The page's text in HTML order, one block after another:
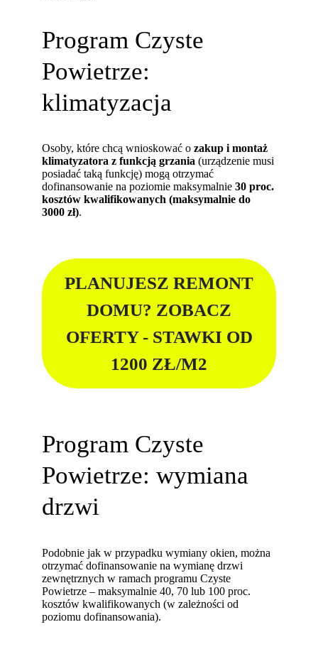
Program Czyste
Powietrze:
klimatyzacja
Osoby, które chcą wnioskować ozakup i montaż
klimatyzatora z funkcją grzania (urządzenie musi
posiadać taką funkcję) mogą otrzymać
dofinansowanie na poziomie maksymalnie30 proc.
kosztów kwalifikowanych (maksymalnie do
3000 zł).
PLANUJESZ REMONT
DOMU? ZOBACZ
OFERTY - STAWKI OD
1200 ZŁ/M2
Program Czyste
Powietrze: wymiana
drzwi
Podobnie jak w przypadku wymiany okien, można
otrzymać dofinansowanie na wymianę drzwi
zewnętrznych w ramach programu Czyste
Powietrze – maksymalnie 40, 70 lub 100 proc.
kosztów kwalifikowanych (w zależności od
poziomu dofinansowania).